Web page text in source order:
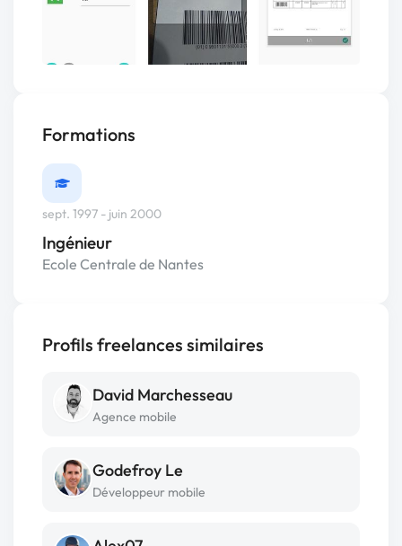
Formations
sept. 1997 - juin 2000
Ingénieur
Ecole Centrale de Nantes
Profils freelances similaires
David Marchesseau
Agence mobile
Godefroy Le
Développeur mobile